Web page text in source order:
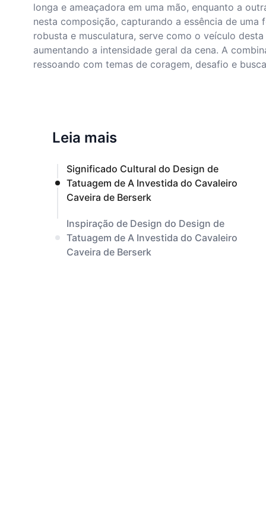
longa e ameaçadora em uma mão, enquanto a
nesta composição, capturando a essência de
robusta e musculatura, serve como o veículo
aumentando a intensidade geral da cena. A
ressoando com temas de coragem, desafio e
Leia mais
Significado Cultural do Design de
Tatuagem de A Investida do Cavaleiro
Caveira de Berserk
Inspiração de Design do Design de
Tatuagem de A Investida do Cavaleiro
Caveira de Berserk